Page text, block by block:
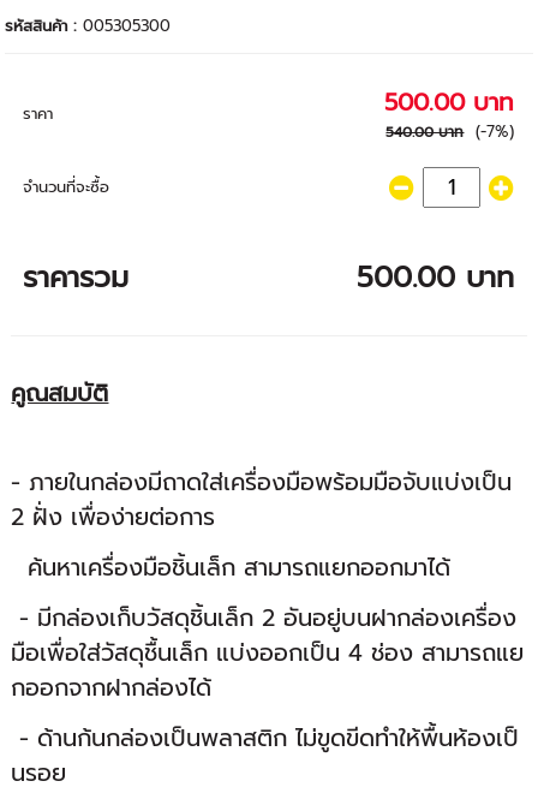
รหัสสินค้า :005305300
ราคา 500.00 บาท
540.00 บาท (-7%)
จำนวนที่จะซื้อ
ราคารวม 500.00 บาท
คูณสมบัติ
- ภายในกล่องมีถาดใส่เครื่องมือพร้อมมือจับแบ่งเป็น
2 ฝั่ง เพื่อง่ายต่อการ
ค้นหาเครื่องมือชิ้นเล็ก สามารถแยกออกมาได้
- มีกล่องเก็บวัสดุชิ้นเล็ก 2 อันอยู่บนฝากล่องเครื่อง
มือเพื่อใส่วัสดุชื้นเล็ก แบ่งออกเป็น 4 ช่อง สามารถแย
กออกจากฝากล่องได้
- ด้านก้นกล่องเป็นพลาสติก ไม่ขูดขีดทำให้พื้นห้องเป็
นรอย